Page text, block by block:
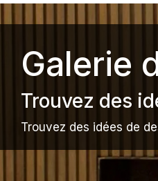
Galerie
Trouvez des
Trouvez des idées de